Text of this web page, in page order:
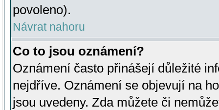
povoleno).
Návrat nahoru
Co to jsou oznámení?
Oznámení často přinášejí důležité
nejdříve. Oznámení se objevují na
jsou uvedeny. Zda můžete či